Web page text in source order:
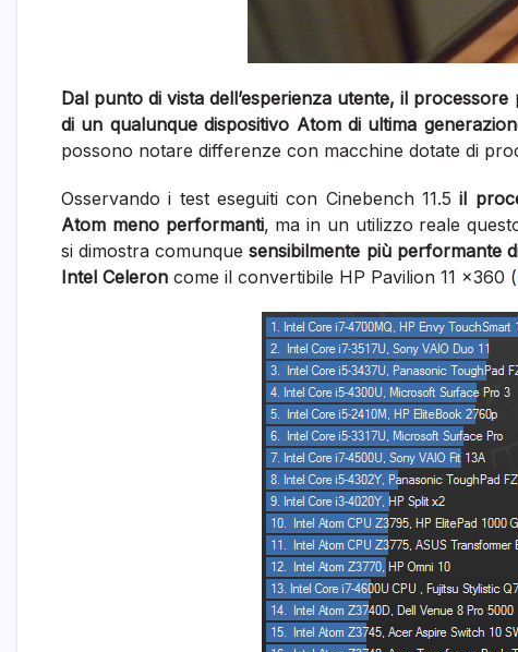
Dal punto di vista dell’esperienza utente, il
di un qualunque dispositivo Atom di ultima
possono notare differenze con macchine dotate di
Osservando i test eseguiti con Cinebench 11.5il
Atom meno performanti, ma in un utilizzo reale
si dimostra comunquesensibilmente più performante
Intel Celeron come il convertibile HP Pavilion 11 x360 (